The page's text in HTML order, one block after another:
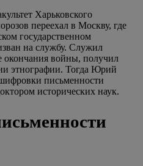
Харьковского
переехал в Москву, где
государственном
на службу. Служил
войны, получил
этнографии. Тогда Юрий
письменности
исторических наук.